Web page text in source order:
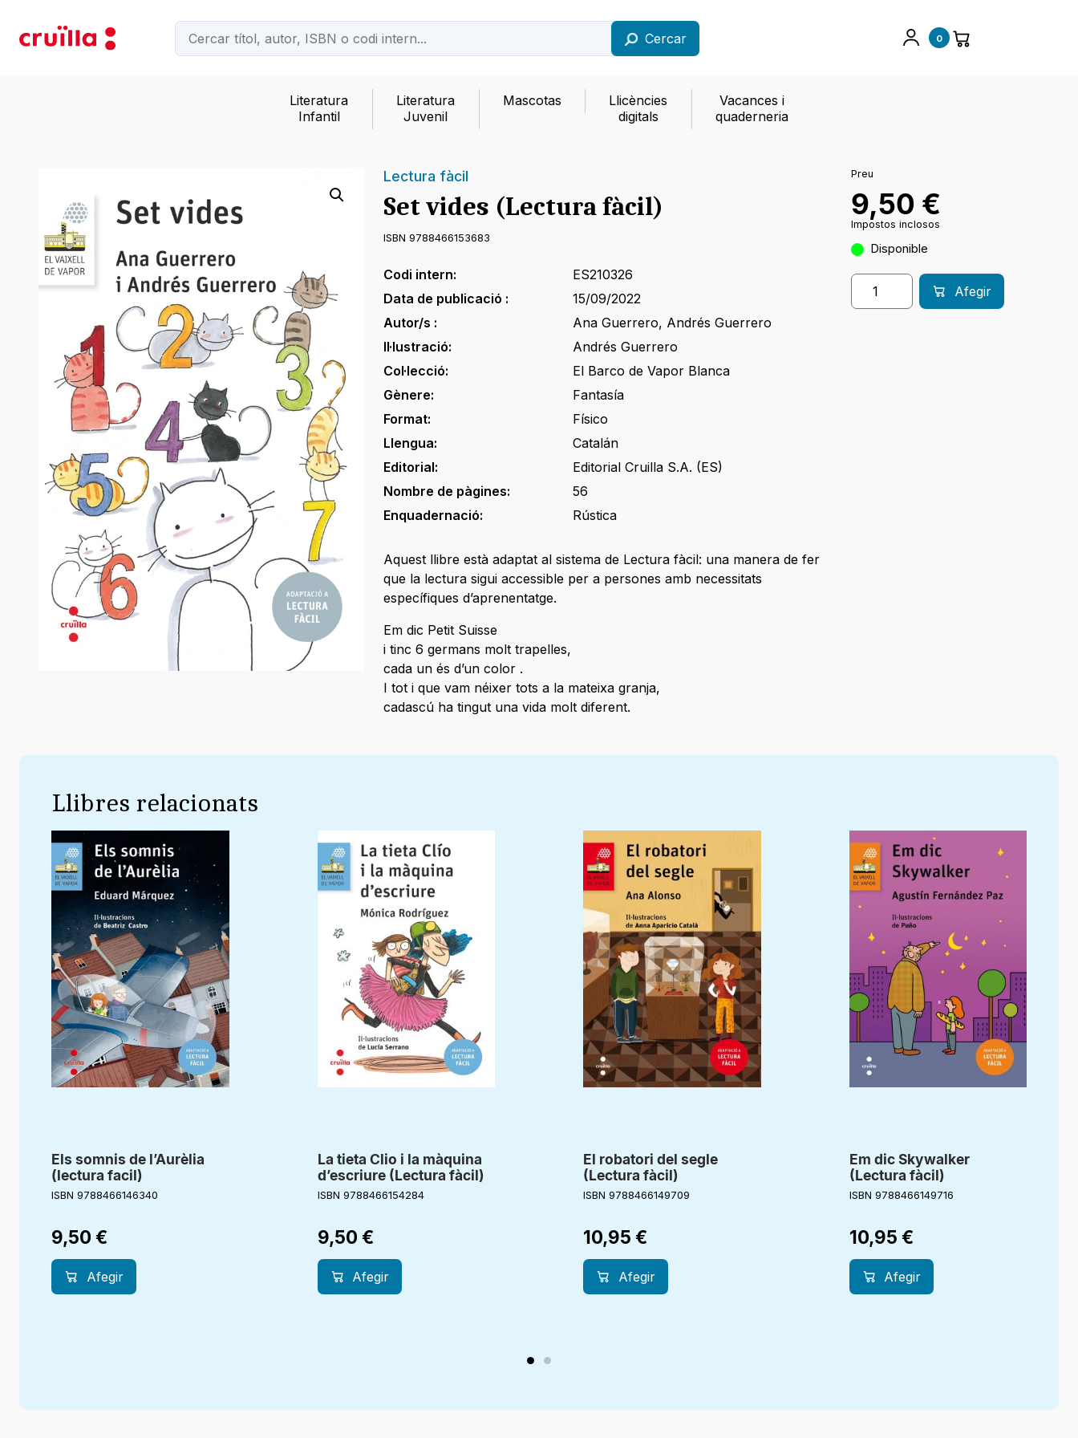
Cercar 0
Literatura
Infantil
Literatura
Juvenil
Mascotas
Llicències
digitals
Vacances i
quaderneria
Lectura fàcil
Set vides (Lectura fàcil)
ISBN 9788466153683
Codi intern:
ES210326
Data de publicació :
15/09/2022
Autor/s :
Ana Guerrero, Andrés Guerrero
Il·lustració:
Andrés Guerrero
Col·lecció:
El Barco de Vapor Blanca
Gènere:
Fantasía
Format:
Físico
Llengua:
Catalán
Editorial:
Editorial Cruilla S.A. (ES)
Nombre de pàgines:
56
Enquadernació:
Rústica
Aquest llibre està adaptat al sistema de Lectura fàcil: una manera de fer
que la lectura sigui accessible per a persones amb necessitats
específiques d’aprenentatge.
Em dic Petit Suisse
i tinc 6 germans molt trapelles,
cada un és d’un color .
I tot i que vam néixer tots a la mateixa granja,
cadascú ha tingut una vida molt diferent.
Preu
9,50 €
Impostos inclosos
Disponible
Afegir
Llibres relacionats
Els somnis de l’Aurèlia
(lectura facil)
ISBN 9788466146340
9,50 €
Afegir
La tieta Clio i la màquina
d’escriure (Lectura fàcil)
ISBN 9788466154284
9,50 €
Afegir
El robatori del segle
(Lectura fàcil)
ISBN 9788466149709
10,95 €
Afegir
Em dic Skywalker
(Lectura fàcil)
ISBN 9788466149716
10,95 €
Afegir